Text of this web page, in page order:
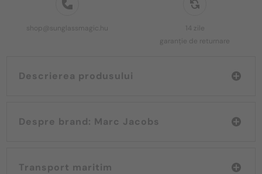
shop@sunglassmagic.hu
14 zile
garanție de returnare
Descrierea produsului
Despre brand: Marc Jacobs
Transport maritim